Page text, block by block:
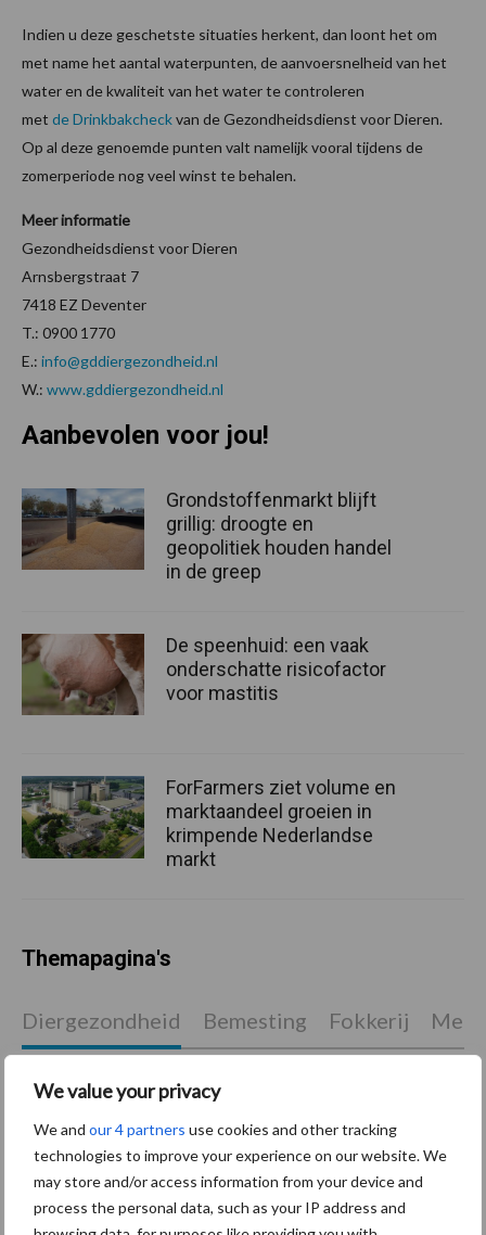
We value your privacy
We and our 4 partners use cookies and other tracking
technologies to improve your experience on our website. We
may store and/or access information from your device and
process the personal data, such as your IP address and
Indien u deze geschetste situaties herkent, dan loont het om
met name het aantal waterpunten, de aanvoersnelheid van het
water en de kwaliteit van het water te controleren
met de Drinkbakcheckvan de Gezondheidsdienst voor Dieren.
Op al deze genoemde punten valt namelijk vooral tijdens de
zomerperiode nog veel winst te behalen.
Meer informatie
Gezondheidsdienst voor Dieren
Arnsbergstraat 7
7418 EZ Deventer
T.: 0900 1770
E.: info@gddiergezondheid.nl
W.: www.gddiergezondheid.nl
Aanbevolen voor jou!
Grondstoffenmarkt blijft
grillig: droogte en
geopolitiek houden handel
in de greep
De speenhuid: een vaak
onderschatte risicofactor
voor mastitis
ForFarmers ziet volume en
marktaandeel groeien in
krimpende Nederlandse
markt
Themapagina's
Diergezondheid Bemesting Fokkerij
Mastitis Hittestress